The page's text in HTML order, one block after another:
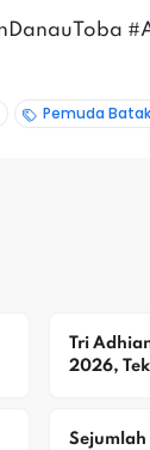
Pemuda
Tri
2026,
Sejumlah